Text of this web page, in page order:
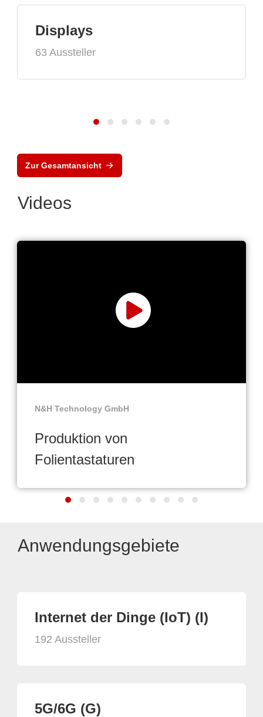
Displays
63 Aussteller
Zur Gesamtansicht
Videos
N&H Technology GmbH
Produktion von
Folientastaturen
Anwendungsgebiete
Internet der Dinge (IoT) (I)
192 Aussteller
5G/6G (G)